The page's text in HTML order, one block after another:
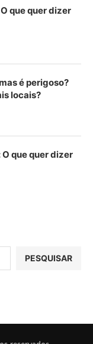
que quer dizer
é perigoso?
locais?
que quer dizer
PESQUISAR